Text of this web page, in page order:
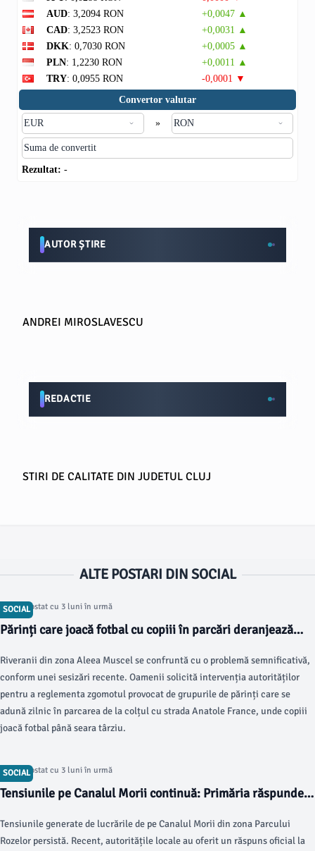
AUD: 3,2094 RON
+0,0047 ▲
CAD: 3,2523 RON
+0,0031 ▲
DKK: 0,7030 RON
+0,0005 ▲
PLN: 1,2230 RON
+0,0011 ▲
TRY: 0,0955 RON
-0,0001 ▼
Convertor valutar
»
Rezultat: -
AUTOR ȘTIRE
ANDREI MIROSLAVESCU
REDACTIE
STIRI DE CALITATE DIN JUDETUL CLUJ
ALTE POSTARI DIN SOCIAL
SOCIAL
Articol postat cu 3 luni în urmă
Părinți care joacă fotbal cu copiii în parcări deranjează
Riveranii din zona Aleea Muscel se confruntă cu o problemă semnificativă,
conform unei sesizări recente. Oamenii solicită intervenția autorităților
pentru a reglementa zgomotul provocat de grupurile de părinți care se
adună zilnic în parcarea de la colțul cu strada Anatole France, unde copiii
joacă fotbal până seara târziu.
SOCIAL
Articol postat cu 3 luni în urmă
Tensiunile pe Canalul Morii continuă: Primăria răspunde
Tensiunile generate de lucrările de pe Canalul Morii din zona Parcului
Rozelor persistă. Recent, autoritățile locale au oferit un răspuns oficial la